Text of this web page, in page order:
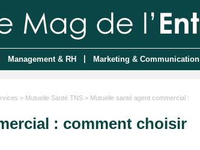
Management & RH Marketing & Communication
> Mutuelle Santé TNS > Mutuelle santé agent commercial :
: comment choisir